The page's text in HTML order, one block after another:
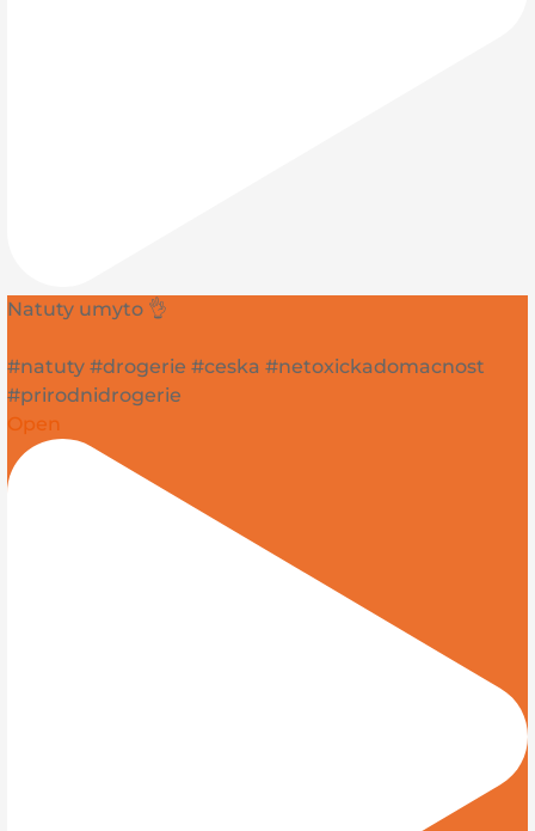
Natuty umyto 👌
#natuty #drogerie #ceska #netoxickadomacnost
#prirodnidrogerie
Open